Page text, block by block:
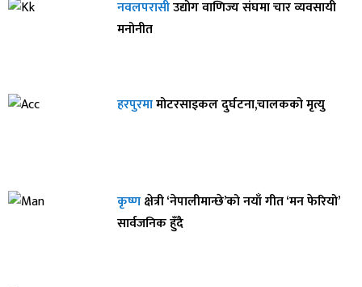
नवलपरासीउद्योग वाणिज्य संघमा चार व्यवसायी
मनोनीत
हरपुरमामोटरसाइकल दुर्घटना,चालकको मृत्यु
कृष्णक्षेत्री ‘नेपालीमान्छे’को नयाँ गीत ‘मन फेरियो’
सार्वजनिक हुँदै